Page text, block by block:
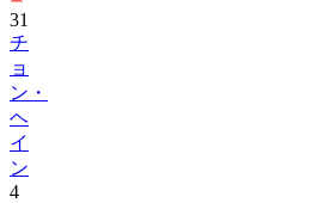
31
チ
ョ
ン・
ヘ
イ
ン
4